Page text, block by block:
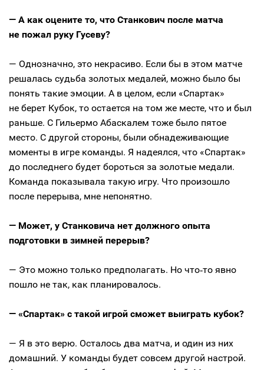
— А как оцените то, что Станкович после матча
не пожал руку Гусеву?
— Однозначно, это некрасиво. Если бы в этом матче
решалась судьба золотых медалей, можно было бы
понять такие эмоции. А в целом, если «Спартак»
не берет Кубок, то остается на том же месте, что и был
раньше. С Гильермо Абаскалем тоже было пятое
место. С другой стороны, были обнадеживающие
моменты в игре команды. Я надеялся, что «Спартак»
до последнего будет бороться за золотые медали.
Команда показывала такую игру. Что произошло
после перерыва, мне непонятно.
— Может, у Станковича нет должного опыта
подготовки в зимней перерыв?
— Это можно только предполагать. Но что‑то явно
пошло не так, как планировалось.
— «Спартак» с такой игрой сможет выиграть кубок?
— Я в это верю. Осталось два матча, и один из них
домашний. У команды будет совсем другой настрой.